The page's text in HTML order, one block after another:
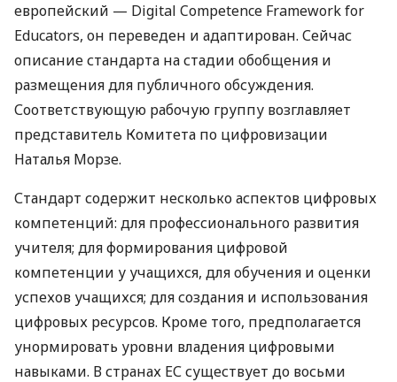
европейский — Digital Competence Framework for
Educators, он переведен и адаптирован. Сейчас
описание стандарта на стадии обобщения и
размещения для публичного обсуждения.
Соответствующую рабочую группу возглавляет
представитель Комитета по цифровизации
Наталья Морзе.
Стандарт содержит несколько аспектов цифровых
компетенций: для профессионального развития
учителя; для формирования цифровой
компетенции у учащихся, для обучения и оценки
успехов учащихся; для создания и использования
цифровых ресурсов. Кроме того, предполагается
унормировать уровни владения цифровыми
навыками. В странах ЕС существует до восьми